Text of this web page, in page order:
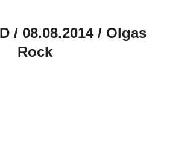
/ 08.08.2014 / Olgas
Rock